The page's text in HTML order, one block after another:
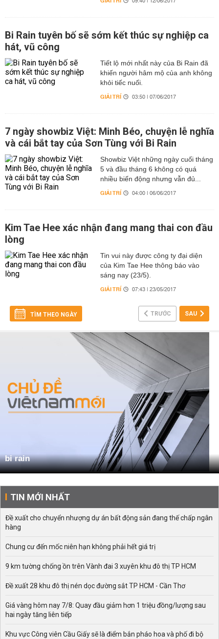
Bi Rain tuyên bố sẽ sớm kết thúc sự nghiệp ca
hát, vũ công
Tiết lộ mới nhất này của Bi Rain đã
khiến người hâm mộ của anh không
khỏi tiếc nuối.
GIẢI TRÍ 03:50 | 07/06/2017
7 ngày showbiz Việt: Minh Béo, chuyện lễ nghĩa
và cái bắt tay của Sơn Tùng với Bi Rain
Showbiz Việt những ngày cuối tháng
5 và đầu tháng 6 không có quá
nhiều biến động nhưng vẫn đủ...
GIẢI TRÍ 04:00 | 06/06/2017
Kim Tae Hee xác nhận đang mang thai con đầu
lòng
Tin vui này được công ty đại diện
của Kim Tae Hee thông báo vào
sáng nay (23/5).
GIẢI TRÍ 07:43 | 23/05/2017
TÌM THEO NGÀY TRƯỚC SAU
bi rain
TIN MỚI NHẤT
Đề xuất cho chuyển nhượng dự án bất động sản đang thế chấp ngân
hàng
Chung cư đến mốc niên hạn không phải hết giá trị
9 km tường chống ồn trên Vành đai 3 xuyên khu đô thị TP HCM
Đề xuất 28 khu đô thị nén dọc đường sắt TP HCM - Cần Thơ
Giá vàng hôm nay 7/8: Quay đầu giảm hơn 1 triệu đồng/lượng sau
hai ngày tăng liên tiếp
Khu vực Công viên Cầu Giấy sẽ là điểm bắn pháo hoa và phố đi bộ